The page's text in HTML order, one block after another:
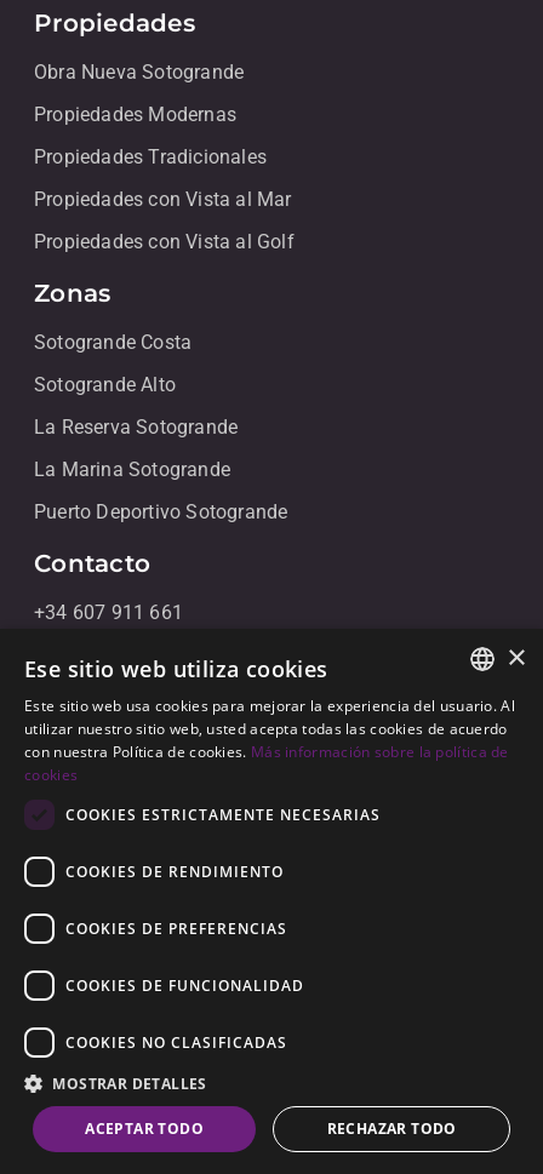
Propiedades
Obra Nueva Sotogrande
Propiedades Modernas
Propiedades Tradicionales
Propiedades con Vista al Mar
Propiedades con Vista al Golf
Zonas
Sotogrande Costa
Sotogrande Alto
La Reserva Sotogrande
La Marina Sotogrande
Puerto Deportivo Sotogrande
Contacto
+34 607 911 661
+34 856 091 709
info@noll-sotogrande.com
Contáctanos
Galerias Paniagua Local 43 Avenida de Paniagua, s/n
11310 Sotogrande, Cádiz
Aviso Legal
Construido porInmoba
ENGLISH
SPANISH
×
Ese sitio web utiliza cookies
Este sitio web usa cookies para mejorar la experiencia del usuario. Al
utilizar nuestro sitio web, usted acepta todas las cookies de acuerdo
con nuestra Política de cookies. Más información sobre la política de
cookies
COOKIES ESTRICTAMENTE NECESARIAS
COOKIES DE RENDIMIENTO
COOKIES DE PREFERENCIAS
COOKIES DE FUNCIONALIDAD
COOKIES NO CLASIFICADAS
MOSTRAR DETALLES
ACEPTAR TODO RECHAZAR TODO